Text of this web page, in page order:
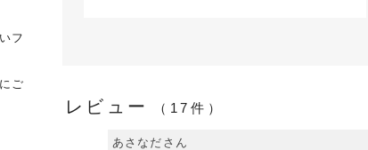
フ
ご
レビュー （17件）
あさなださん